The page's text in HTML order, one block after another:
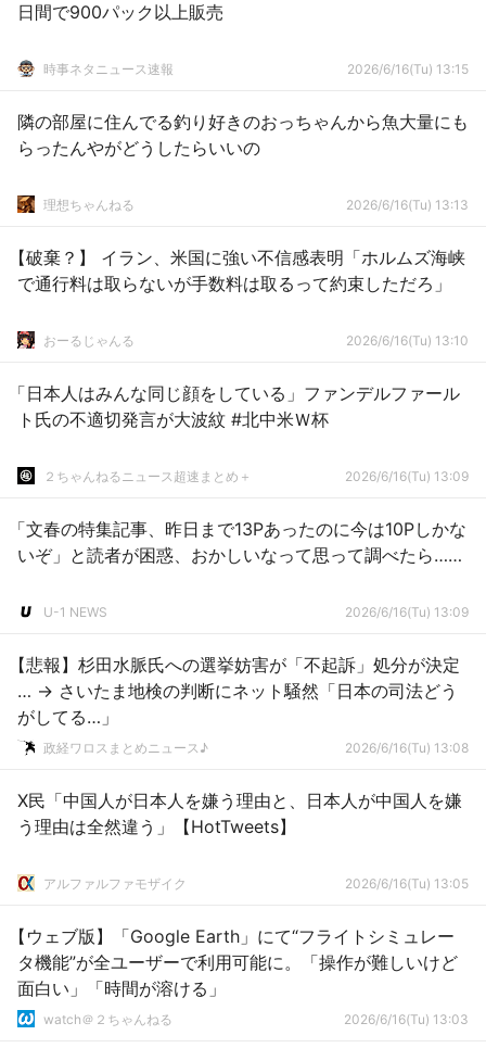
日間で900パック以上販売
時事ネタニュース速報 2026/6/16(Tu) 13:15
隣の部屋に住んでる釣り好きのおっちゃんから魚大量にも
らったんやがどうしたらいいの
理想ちゃんねる 2026/6/16(Tu) 13:13
【破棄？】 イラン、米国に強い不信感表明「ホルムズ海峡
で通行料は取らないが手数料は取るって約束しただろ」
おーるじゃんる 2026/6/16(Tu) 13:10
「日本人はみんな同じ顔をしている」ファンデルファール
ト氏の不適切発言が大波紋 #北中米Ｗ杯
２ちゃんねるニュース超速まとめ＋ 2026/6/16(Tu) 13:09
「文春の特集記事、昨日まで13Pあったのに今は10Pしかな
いぞ」と読者が困惑、おかしいなって思って調べたら……
U-1 NEWS 2026/6/16(Tu) 13:09
【悲報】杉田水脈氏への選挙妨害が「不起訴」処分が決定
… → さいたま地検の判断にネット騒然「日本の司法どう
がしてる…」
政経ワロスまとめニュース♪ 2026/6/16(Tu) 13:08
X民「中国人が日本人を嫌う理由と、日本人が中国人を嫌
う理由は全然違う」【HotTweets】
アルファルファモザイク 2026/6/16(Tu) 13:05
【ウェブ版】「Google Earth」にて“フライトシミュレー
タ機能”が全ユーザーで利用可能に。「操作が難しいけど
面白い」「時間が溶ける」
watch＠２ちゃんねる 2026/6/16(Tu) 13:03